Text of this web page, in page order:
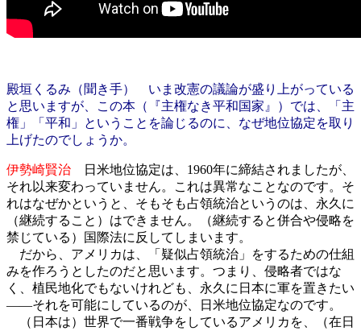
殿垣くるみ（聞き手） いま改憲の議論が盛り上がっている
と思いますが、この本（『主権なき平和国家』）では、「主
権」「平和」ということを論じるのに、なぜ地位協定を取り
上げたのでしょうか。
伊勢崎賢治 日米地位協定は、1960年に締結されましたが、
それ以来変わっていません。これは異常なことなのです。そ
れはなぜかというと、そもそも占領統治というのは、永久に
（継続すること）はできません。（継続すると併合や侵略を
禁じている）国際法に反してしまいます。
だから、アメリカは、「疑似占領統治」をするための仕組
みを作ろうとしたのだと思います。つまり、侵略者ではな
く、植民地化でもないけれども、永久に日本に軍を置きたい
――それを可能にしているのが、日米地位協定なのです。
（日本は）世界で一番戦争をしているアメリカを、（在日